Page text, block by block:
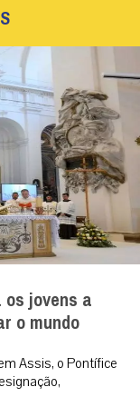
os jovens a
o mundo
Assis, o Pontífice